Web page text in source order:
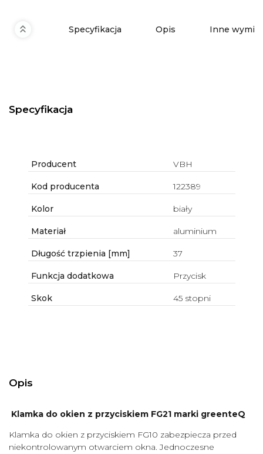
Specyfikacja Opis Inne
Specyfikacja
Producent VBH
Kod producenta 122389
Kolor biały
Materiał aluminium
Długość trzpienia [mm] 37
Funkcja dodatkowa Przycisk
Skok 45 stopni
Opis
Klamka do okien z przyciskiem FG21 marki greenteQ
Klamka do okien z przyciskiem FG10 zabezpiecza przed
niekontrolowanym otwarciem okna. Jednoczesne